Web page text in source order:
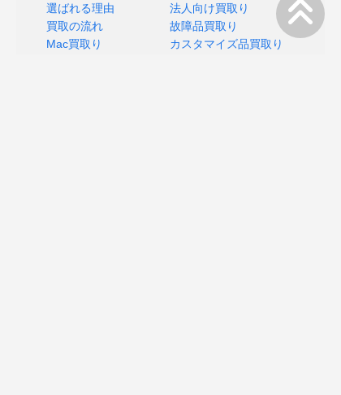
選ばれる理由
買取の流れ
Mac買取り
法人向け買取り
故障品買取り
カスタマイズ品買取り